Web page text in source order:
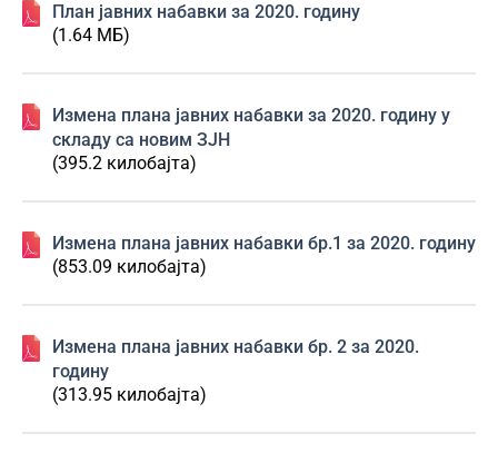
План јавних набавки за 2020. годину
(1.64 МБ)
Измена плана јавних набавки за 2020. годину у
складу са новим ЗЈН
(395.2 килобајта)
Измена плана јавних набавки бр.1 за 2020. годину
(853.09 килобајта)
Измена плана јавних набавки бр. 2 за 2020.
годину
(313.95 килобајта)